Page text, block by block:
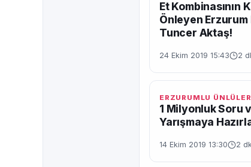
Et Kombinasının
Önleyen
Tuncer Aktaş!
24 Ekim 2019 15:43 2
ERZURUMLU ÜNLÜLER
1 Milyonluk Soru
Yarışmaya
14 Ekim 2019 13:30 2